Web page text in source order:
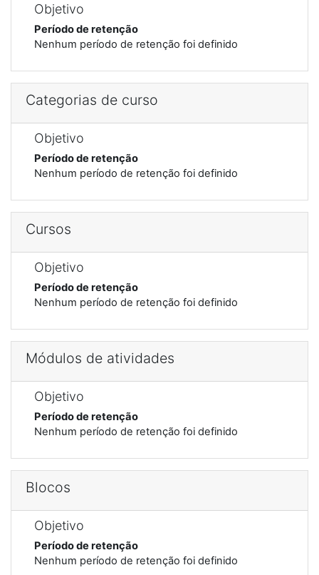
Objetivo
Período de retenção
Nenhum período de retenção foi definido
Categorias de curso
Objetivo
Período de retenção
Nenhum período de retenção foi definido
Cursos
Objetivo
Período de retenção
Nenhum período de retenção foi definido
Módulos de atividades
Objetivo
Período de retenção
Nenhum período de retenção foi definido
Blocos
Objetivo
Período de retenção
Nenhum período de retenção foi definido